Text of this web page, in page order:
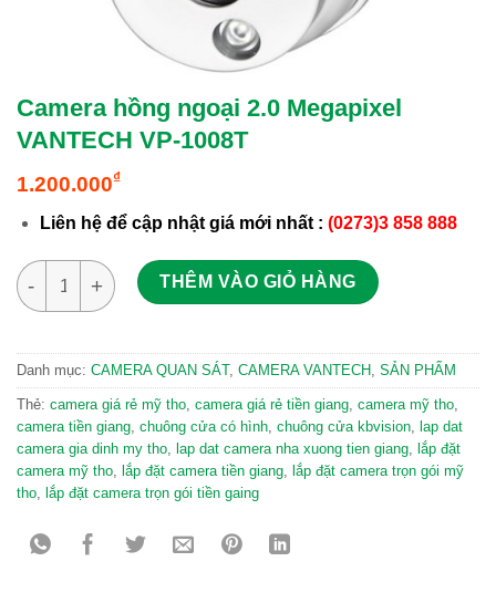
Camera hồng ngoại 2.0 Megapixel
VANTECH VP-1008T
1.200.000₫
Liên hệ để cập nhật giá mới nhất : (0273)3 858 888
Camera hồng ngoại 2.0 Megapixel VANTECH VP-1008T số
THÊM VÀO GIỎ HÀNG
Danh mục: CAMERA QUAN SÁT, CAMERA VANTECH SẢN PHẨM
Thẻ: camera giá rẻ mỹ tho camera giá rẻ tiền giang camera mỹ tho
camera tiền giang chuông cửa có hình chuông cửa kbvision
lap dat
camera gia dinh my tho
lap dat camera nha xuong tien giang
lắp đặt
camera mỹ tho
lắp đặt camera tiền giang
lắp đặt camera trọn gói mỹ
tho
lắp đặt camera trọn gói tiền gaing